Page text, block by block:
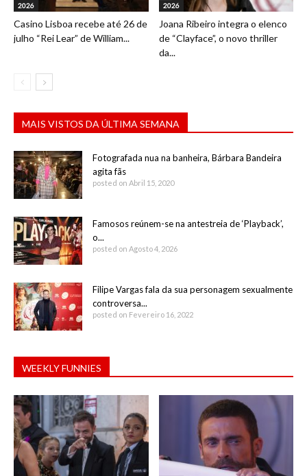
2026
Casino Lisboa recebe até 26 de
julho “Rei Lear” de William...
2026
Joana Ribeiro integra o elenco
de “Clayface”, o novo thriller
da...
MAIS VISTOS DA ÚLTIMA SEMANA
Fotografada nua na banheira, Bárbara Bandeira
agita fãs
posted on Abril 15, 2020
Famosos reúnem-se na antestreia de ‘Playback’,
o...
posted on Agosto 4, 2026
Filipe Vargas fala da sua personagem sexualmente
controversa...
posted on Fevereiro 16, 2022
WEEKLY FUNNIES